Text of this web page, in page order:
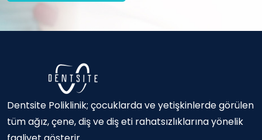
Dentsite Poliklinik; çocuklarda ve yetişkinlerde görülen
tüm ağız, çene, diş ve diş eti rahatsızlıklarına yönelik